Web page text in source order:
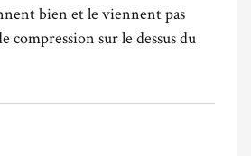
bien et le viennent pas
compression sur le dessus du